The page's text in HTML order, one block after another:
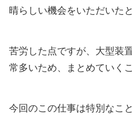
晴らしい機会をいただいた
苦労した点ですが、大型装
常多いため、まとめていく
今回のこの仕事は特別なこ